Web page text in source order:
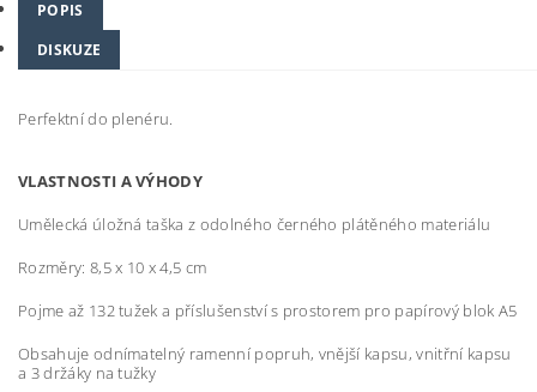
POPIS
DISKUZE
Perfektní do plenéru.
VLASTNOSTI A VÝHODY
Umělecká úložná taška z odolného černého plátěného materiálu
Rozměry: 8,5 x 10 x 4,5 cm
Pojme až 132 tužek a příslušenství s prostorem pro papírový blok A5
Obsahuje odnímatelný ramenní popruh, vnější kapsu, vnitřní kapsu
a 3 držáky na tužky